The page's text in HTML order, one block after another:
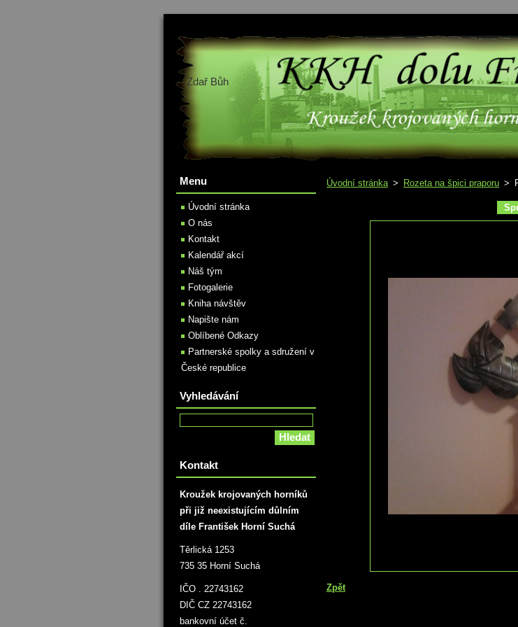
Zdař Bůh
Úvodní stránka > Rozeta na špici praporu >
Zpět
Menu
Úvodní stránka
O nás
Kontakt
Kalendář akcí
Náš tým
Fotogalerie
Kniha návštěv
Napište nám
Oblíbené Odkazy
Partnerské spolky a sdružení v
České republice
Vyhledávání
Kontakt
Kroužek krojovaných horníků
při již neexistujícím důlním
díle František Horní Suchá
Těrlická 1253
735 35 Horní Suchá
IČO . 22743162
DIČ CZ 22743162
bankovní účet č.